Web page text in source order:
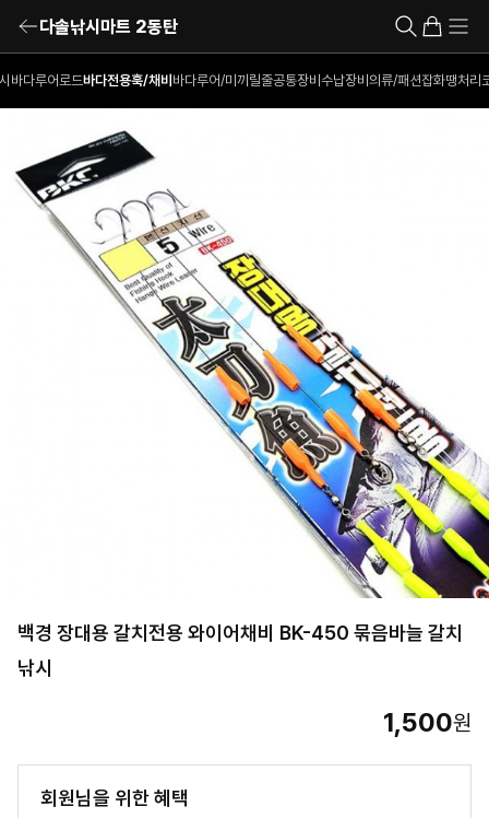
다솔낚시마트 2동탄
바다루어로드바다전용훅/채비 바다루어/미끼 릴줄공통장비 수납장비 의류/패션잡화땡처리
백경 장대용 갈치전용 와이어채비 BK-450 묶음바늘 갈치
낚시
1,500원
회원님을 위한 혜택